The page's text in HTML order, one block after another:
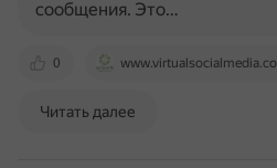
0
сообщения. Это…
Читать далее